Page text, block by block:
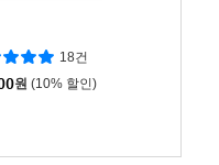
18건
원 (10% 할인)